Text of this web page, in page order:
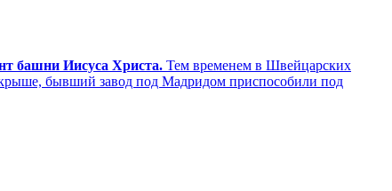
башни Иисуса Христа. Тем временем в Швейцарских
бывший завод под Мадридом приспособили под